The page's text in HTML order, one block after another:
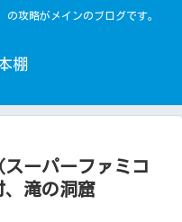
攻略がメインのブログです。
棚
スーパーファミコ
滝の洞窟